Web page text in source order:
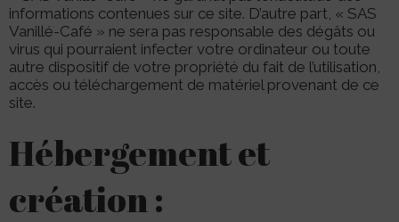
informations contenues sur ce site. D’autre part, « SAS
Vanillé-Café » ne sera pas responsable des dégâts ou
virus qui pourraient infecter votre ordinateur ou toute
autre dispositif de votre propriété du fait de l’utilisation,
accès ou téléchargement de matériel provenant de ce
site.
Hébergement et
création :